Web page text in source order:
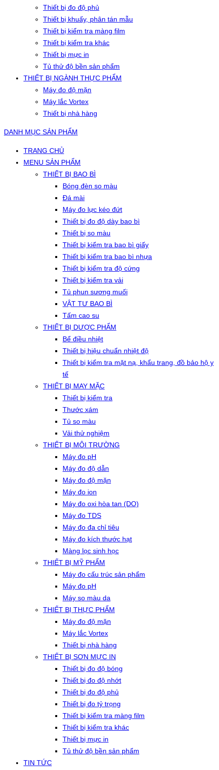
Thiết bị đo độ phủ
Thiết bị khuấy, phân tán mẫu
Thiết bị kiểm tra màng film
Thiết bị kiểm tra khác
Thiết bị mực in
Tủ thử độ bền sản phẩm
THIẾT BỊ NGÀNH THỰC PHẨM
Máy đo độ mặn
Máy lắc Vortex
Thiết bị nhà hàng
DANH MỤC SẢN PHẨM
TRANG CHỦ
MENU SẢN PHẨM
THIẾT BỊ BAO BÌ
Bóng đèn so màu
Đá mài
Máy đo lực kéo đứt
Thiết bị đo độ dày bao bì
Thiết bị so màu
Thiết bị kiểm tra bao bì giấy
Thiết bị kiểm tra bao bì nhựa
Thiết bị kiểm tra độ cứng
Thiết bị kiểm tra vải
Tủ phun sương muối
VẬT TƯ BAO BÌ
Tấm cao su
THIẾT BỊ DƯỢC PHẨM
Bể điều nhiệt
Thiết bị hiệu chuẩn nhiệt độ
Thiết bị kiểm tra mặt nạ, khẩu trang, đồ bảo hộ y
tế
THIẾT BỊ MAY MẶC
Thiết bị kiểm tra
Thước xám
Tủ so màu
Vải thử nghiệm
THIẾT BỊ MÔI TRƯỜNG
Máy đo pH
Máy đo độ dẫn
Máy đo độ mặn
Máy đo ion
Máy đo oxi hòa tan (DO)
Máy đo TDS
Máy đo đa chỉ tiêu
Máy đo kích thước hạt
Màng lọc sinh học
THIẾT BỊ MỸ PHẨM
Máy đo cấu trúc sản phẩm
Máy đo pH
Máy so màu da
THIẾT BỊ THỰC PHẨM
Máy đo độ mặn
Máy lắc Vortex
Thiết bị nhà hàng
THIẾT BỊ SƠN MỰC IN
Thiết bị đo độ bóng
Thiết bị đo độ nhớt
Thiết bị đo độ phủ
Thiết bị đo tỷ trọng
Thiết bị kiểm tra màng film
Thiết bị kiểm tra khác
Thiết bị mực in
Tủ thử độ bền sản phẩm
TIN TỨC